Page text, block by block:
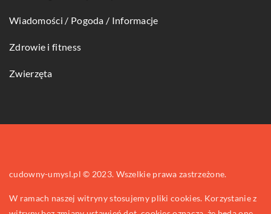
Wiadomości / Pogoda / Informacje
Zdrowie i fitness
Zwierzęta
cudowny-umysl.pl © 2023. Wszelkie prawa zastrzeżone.
W ramach naszej witryny stosujemy pliki cookies. Korzystanie z